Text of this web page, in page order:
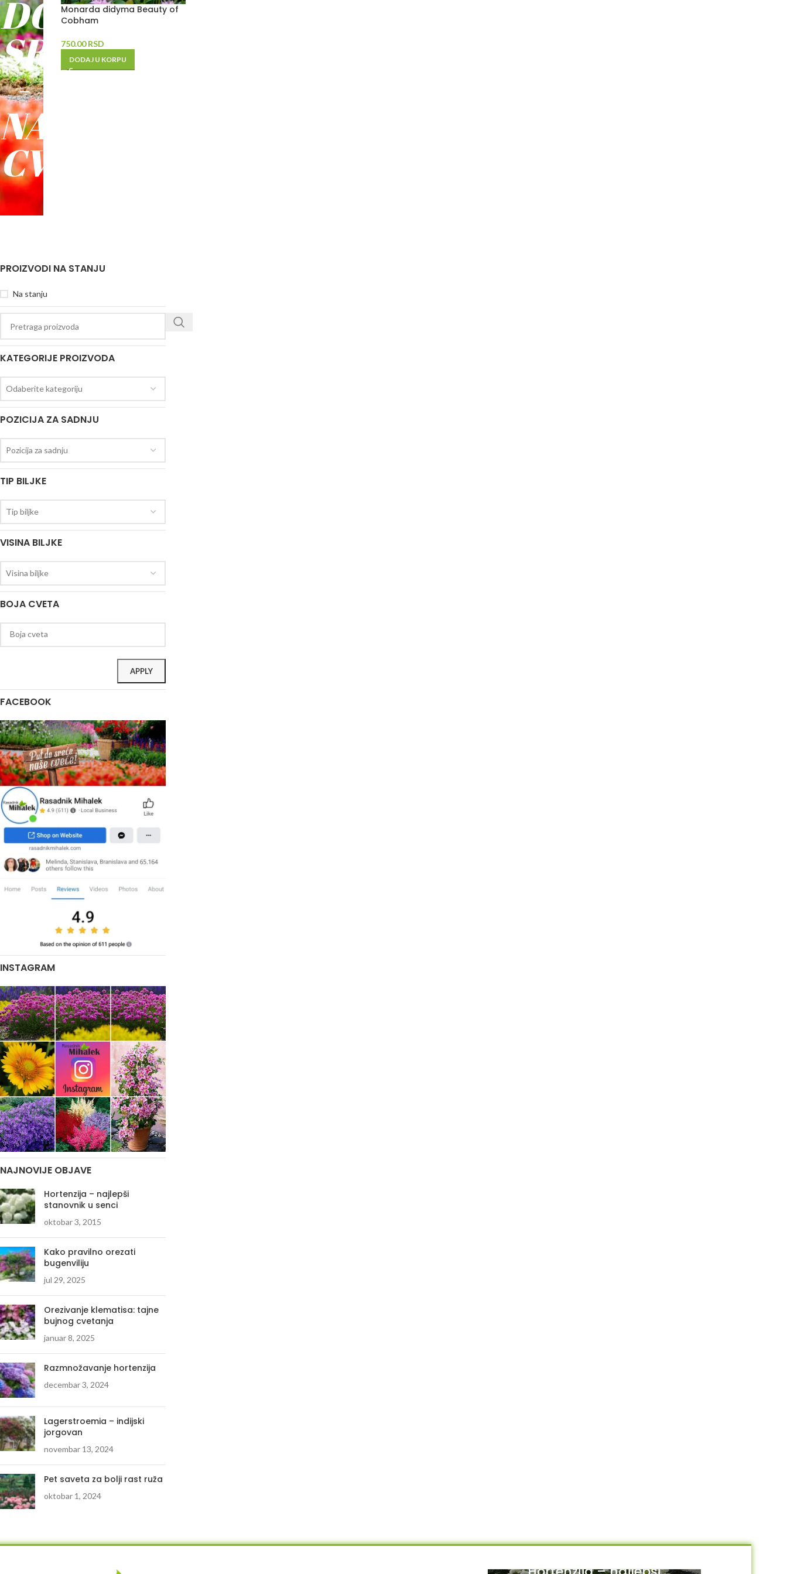
DO
SREĆE
-
NAŠE
CVEĆE
Monarda didyma Beauty of
Cobham
750.00RSD
DODAJ U KORPU
PROIZVODI NA STANJU
Na stanju
KATEGORIJE PROIZVODA
Odaberite kategoriju
POZICIJA ZA SADNJU
Pozicija za sadnju
TIP BILJKE
Tip biljke
VISINA BILJKE
Visina biljke
BOJA CVETA
APPLY
FACEBOOK
INSTAGRAM
NAJNOVIJE OBJAVE
Hortenzija – najlepši
stanovnik u senci
oktobar 3, 2015
Kako pravilno orezati
bugenviliju
jul 29, 2025
Orezivanje klematisa: tajne
bujnog cvetanja
januar 8, 2025
Razmnožavanje hortenzija
decembar 3, 2024
Lagerstroemia – indijski
jorgovan
novembar 13, 2024
Pet saveta za bolji rast ruža
oktobar 1, 2024